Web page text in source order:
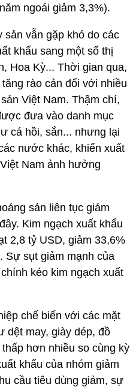
ngoái giảm 3,3%).
sản vẫn gặp khó do các
khẩu sang một số thị
Hoa Kỳ... Thời gian qua,
rào cản đối với nhiều
Việt Nam. Thậm chí,
đưa vào danh mục
cá hồi, sắn... nhưng lại
nước khác, khiến xuất
Nam ảnh hưởng
sản liên tục giảm
Kim ngạch xuất khẩu
2,8 tỷ USD, giảm 33,6%
Sự sụt giảm mạnh của
kéo kim ngạch xuất
chế biến với các mặt
dệt may, giày dép, đồ
hơn nhiều so cùng kỳ
khẩu của nhóm giảm
cầu tiêu dùng giảm, sự